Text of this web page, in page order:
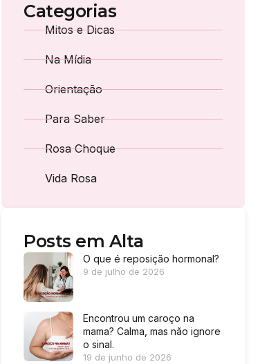
Categorias
Mitos e Dicas
Na Mídia
Orientação
Para Saber
Rosa Choque
Vida Rosa
Posts em Alta
O que é reposição hormonal?
9 de julho de 2026
Encontrou um caroço na
mama? Calma, mas não ignore
o sinal.
19 de junho de 2026